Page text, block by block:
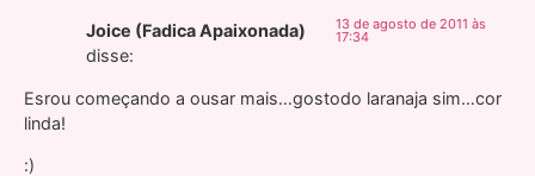
Joice (Fadica Apaixonada)
disse:
13 de agosto de 2011 às
17:34
Esrou começando a ousar mais…gostodo laranaja sim…cor
linda!
:)